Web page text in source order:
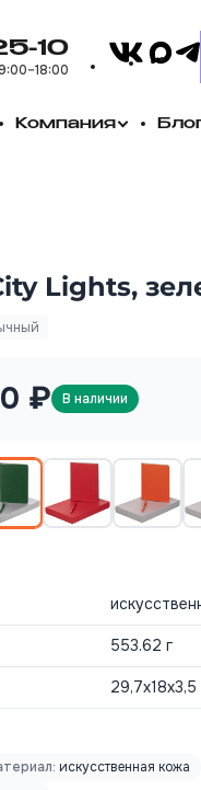
10 VK MAX
Компания
Lights,
₽ В наличии
553.62 г
искусственная кожа